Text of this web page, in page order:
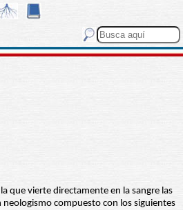
que vierte directamente en la sangre las
neologismo compuesto con los siguientes